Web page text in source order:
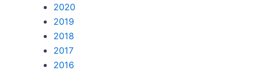
2020
2019
2018
2017
2016